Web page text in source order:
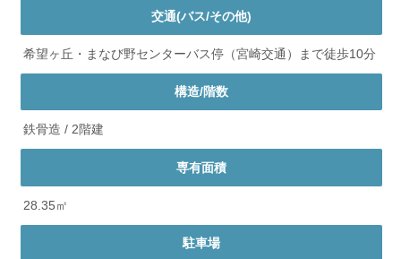
交通(バス/その他)
希望ヶ丘・まなび野センターバス停（宮崎交通）まで徒歩10分
構造/階数
鉄骨造 / 2階建
専有面積
28.35㎡
駐車場